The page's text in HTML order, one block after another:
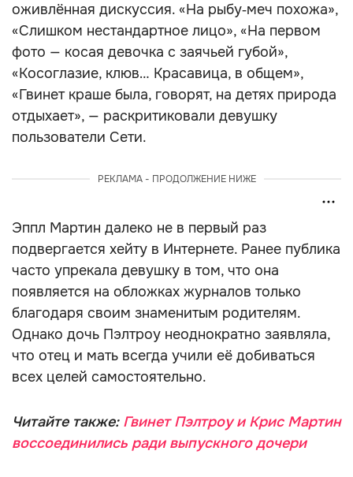
оживлённая дискуссия. «На рыбу‑меч похожа»,
«Слишком нестандартное лицо», «На первом
фото — косая девочка с заячьей губой»,
«Косоглазие, клюв… Красавица, в общем»,
«Гвинет краше была, говорят, на детях природа
отдыхает», — раскритиковали девушку
пользователи Сети.
РЕКЛАМА - ПРОДОЛЖЕНИЕ НИЖЕ
Эппл Мартин далеко не в первый раз
подвергается хейту в Интернете. Ранее публика
часто упрекала девушку в том, что она
появляется на обложках журналов только
благодаря своим знаменитым родителям.
Однако дочь Пэлтроу неоднократно заявляла,
что отец и мать всегда учили её добиваться
всех целей самостоятельно.
Читайте также: Гвинет Пэлтроу и Крис Мартин
воссоединились ради выпускного дочери